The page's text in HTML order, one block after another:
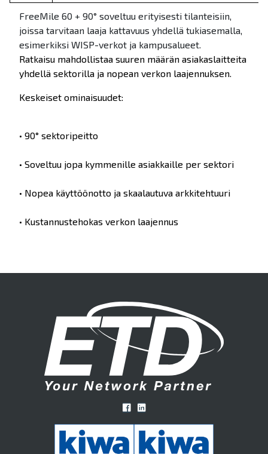
FreeMile 60 + 90° soveltuu erityisesti tilanteisiin,
joissa tarvitaan laaja kattavuus yhdellä tukiasemalla,
esimerkiksi WISP-verkot ja kampusalueet.
Ratkaisu mahdollistaa suuren määrän asiakaslaitteita
yhdellä sektorilla ja nopean verkon laajennuksen.
Keskeiset ominaisuudet:
• 90° sektoripeitto
• Soveltuu jopa kymmenille asiakkaille per sektori
• Nopea käyttöönotto ja skaalautuva arkkitehtuuri
• Kustannustehokas verkon laajennus